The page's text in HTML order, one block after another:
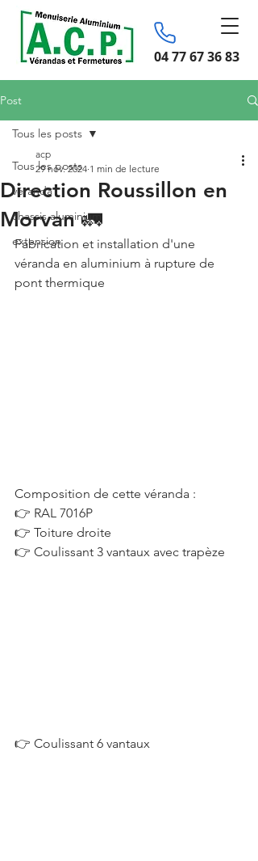
04 77 67 36 83
Post
Tous les posts
véranda
chassis aluminium
extension
Tous les posts
Direction Roussillon en
Morvan 🚛
acp
29 nov. 2024 1 min de lecture
Fabrication et installation d'une
véranda en aluminium à rupture de
pont thermique
Composition de cette véranda :
👉 RAL 7016P
👉 Toiture droite
👉 Coulissant 3 vantaux avec trapèze
👉 Coulissant 6 vantaux